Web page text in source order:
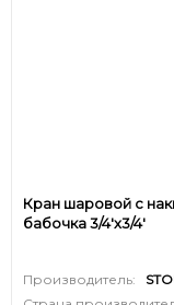
Кран шаровой с
бабочка 3/4'x3/4'
Производитель: